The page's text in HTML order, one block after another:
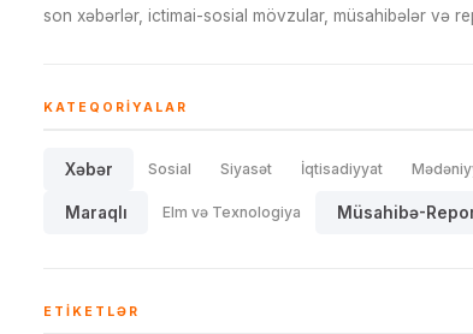
son xəbərlər, ictimai-sosial mövzular, müsahibələr və
KATEQORIYALAR
Xəbər Sosial Siyasət İqtisadiyyat
Maraqlı Elm və Texnologiya Müsahibə-
ETIKETLƏR